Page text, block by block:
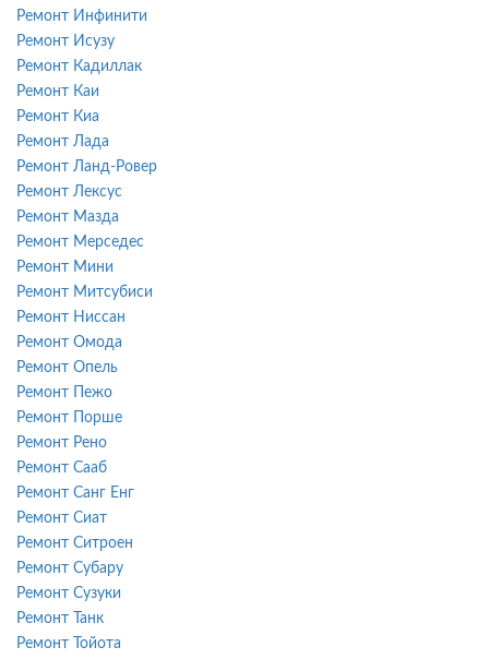
Ремонт Инфинити
Ремонт Исузу
Ремонт Кадиллак
Ремонт Каи
Ремонт Киа
Ремонт Лада
Ремонт Ланд-Ровер
Ремонт Лексус
Ремонт Мазда
Ремонт Мерседес
Ремонт Мини
Ремонт Митсубиси
Ремонт Ниссан
Ремонт Омода
Ремонт Опель
Ремонт Пежо
Ремонт Порше
Ремонт Рено
Ремонт Сааб
Ремонт Санг Енг
Ремонт Сиат
Ремонт Ситроен
Ремонт Субару
Ремонт Сузуки
Ремонт Танк
Ремонт Тойота